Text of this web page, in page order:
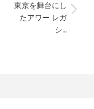
東京を舞台にし
たアワー レガ
シ...